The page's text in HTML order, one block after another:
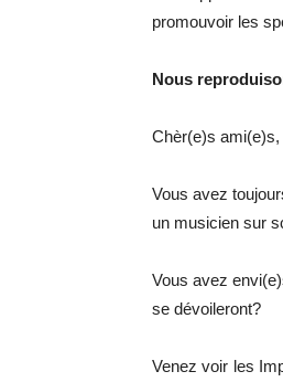
promouvoir les
Nous
Chèr(e)s ami(e)s,
Vous avez
un musicien sur
Vous avez
se dévoileront?
Venez voir les